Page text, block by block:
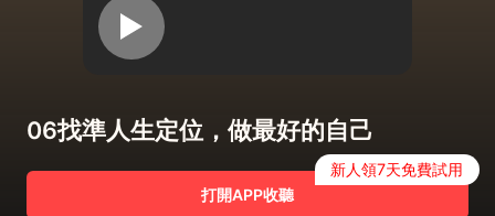
06找準人生定位，做最好的自己
打開APP收聽
新人領7天免費試用